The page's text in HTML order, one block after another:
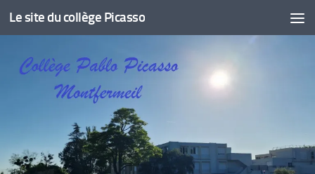
Skip to content
Le site du collège Picasso